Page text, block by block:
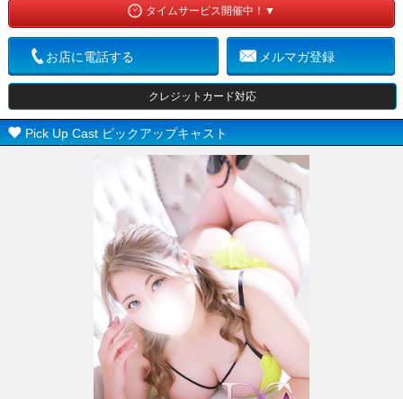
タイムサービス開催中！▼
お店に電話する メルマガ登録
クレジットカード対応
Pick Up Cast ピックアップキャスト